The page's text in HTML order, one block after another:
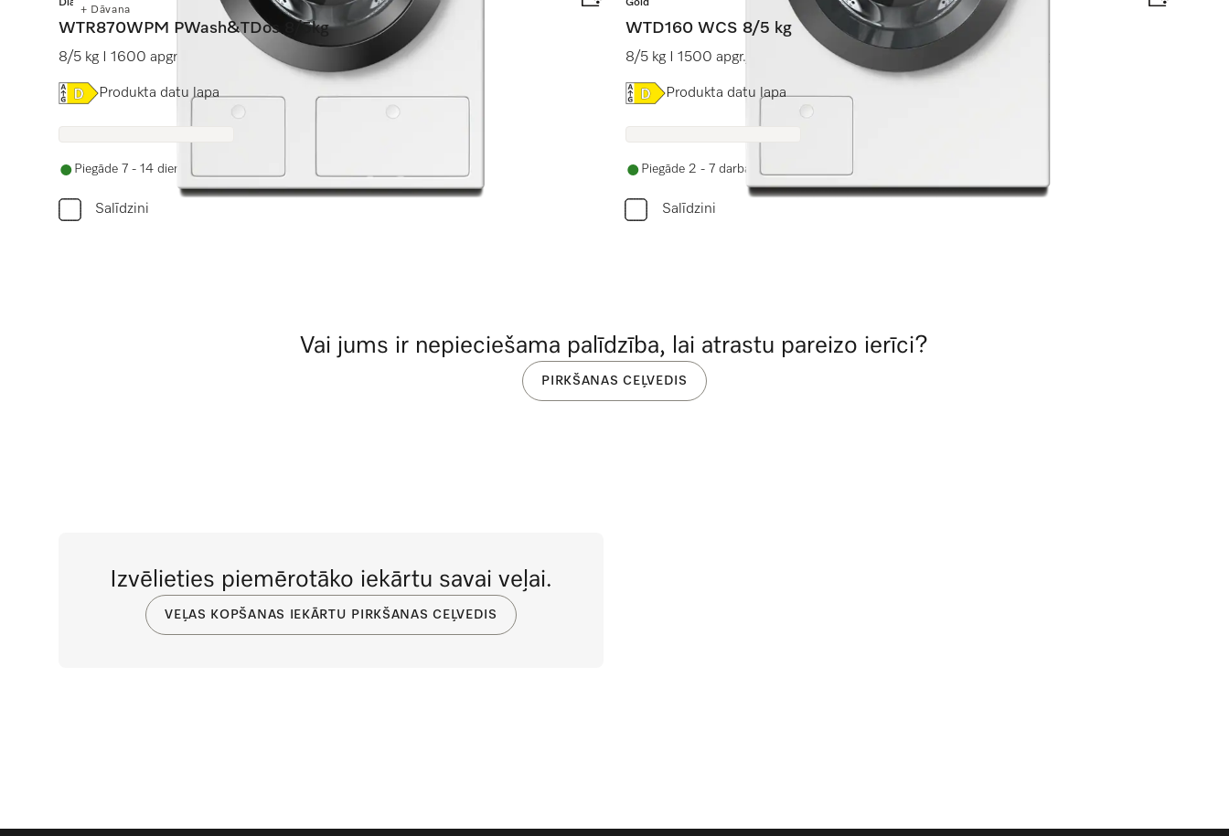
+ Dāvana
Diamond
WTR870WPM PWash&TDos 8/5kg
8/5 kg I 1600 apgr./min. I M Touch I TwinDos I SteamCare
Online Label Flag, Energoefektivitātes etiķete
Produkta datu lapa
Piegāde 7 - 14 dienu laikā
Salīdzini
Gold
WTD160 WCS 8/5 kg
8/5 kg I 1500 apgr./min. I PerfectCare I Miele@home I CapDosing
Online Label Flag, Energoefektivitātes etiķete
Produkta datu lapa
Piegāde 2 - 7 darba dienu laikā
Salīdzini
Vai jums ir nepieciešama palīdzība, lai atrastu pareizo ierīci?
PIRKŠANAS CEĻVEDIS
Izvēlieties piemērotāko iekārtu savai veļai.
VEĻAS KOPŠANAS IEKĀRTU PIRKŠANAS CEĻVEDIS